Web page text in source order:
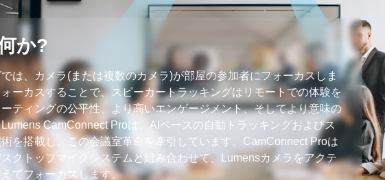
か?
は、カメラ(または複数のカメラ)が部屋の参加者にフォーカスしま
ーカスすることで、スピーカートラッキングはリモートでの体験を
ティングの公平性、より高いエンゲージメント、そしてより意味の
CamConnect Proは、AIベースの自動トラッキングおよびス
を搭載し、この会議室革命を牽引しています。CamConnect Proは
クトップマイクシステムと組み合わせて、Lumensカメラをアクテ
てフォーカスします。